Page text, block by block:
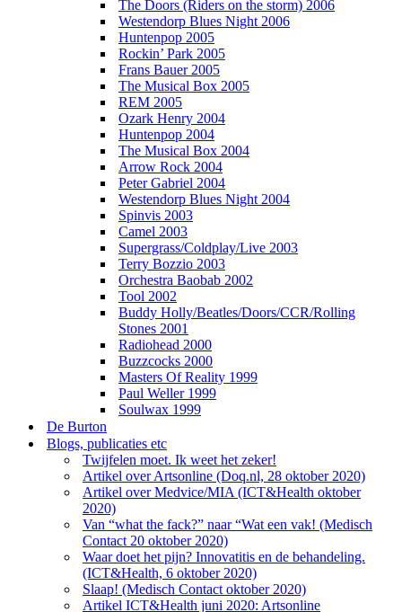
The Doors (Riders on the storm) 2006
Westendorp Blues Night 2006
Huntenpop 2005
Rockin’ Park 2005
Frans Bauer 2005
The Musical Box 2005
REM 2005
Ozark Henry 2004
Huntenpop 2004
The Musical Box 2004
Arrow Rock 2004
Peter Gabriel 2004
Westendorp Blues Night 2004
Spinvis 2003
Camel 2003
Supergrass/Coldplay/Live 2003
Terry Bozzio 2003
Orchestra Baobab 2002
Tool 2002
Buddy Holly/Beatles/Doors/CCR/Rolling
Stones 2001
Radiohead 2000
Buzzcocks 2000
Masters Of Reality 1999
Paul Weller 1999
Soulwax 1999
De Burton
Blogs, publicaties etc
Twijfelen moet. Ik weet het zeker!
Artikel over Artsonline (Doq.nl, 28 oktober 2020)
Artikel over Medvice/MIA (ICT&Health oktober
2020)
Van “what the fack?” naar “Wat een vak! (Medisch
Contact 20 oktober 2020)
Waar doet het pijn? Innovatitis en de behandeling.
(ICT&Health, 6 oktober 2020)
Slaap! (Medisch Contact oktober 2020)
Artikel ICT&Health juni 2020: Artsonline